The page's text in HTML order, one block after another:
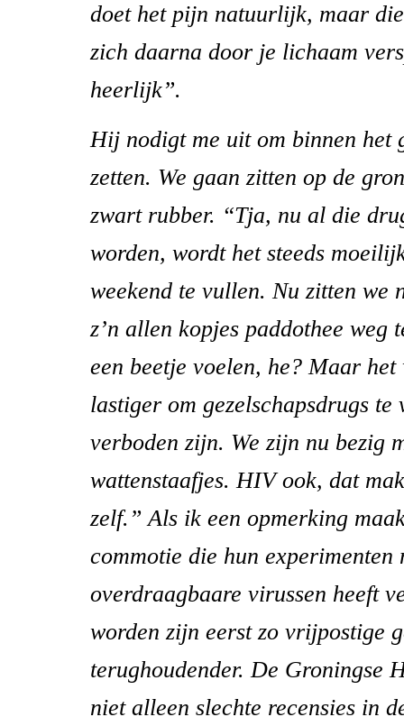
doet het pijn natuurlijk, maar
zich daarna door je lichaam
heerlijk”.
Hij nodigt me uit om binnen het
zetten. We gaan zitten op de
zwart rubber. “Tja, nu al die
worden, wordt het steeds
weekend te vullen. Nu zitten we
z’n allen kopjes paddothee weg
een beetje voelen, he? Maar het
lastiger om gezelschapsdrugs te
verboden zijn. We zijn nu bezig
wattenstaafjes. HIV ook, dat
zelf.” Als ik een opmerking
commotie die hun experimenten
overdraagbaare virussen heeft
worden zijn eerst zo vrijpostige
terughoudender. De Groningse
niet alleen slechte recensies in